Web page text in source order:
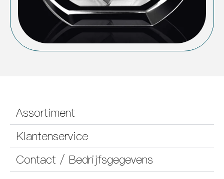
Assortiment
Klantenservice
Contact / Bedrijfsgegevens